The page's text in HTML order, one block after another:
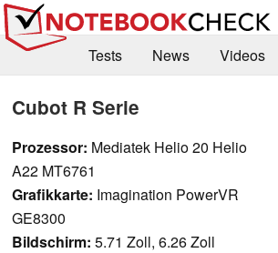
Tests News
Videos
Forum
Cubot R Serie
Prozessor: Mediatek Helio 20 Helio
A22 MT6761
Grafikkarte: Imagination PowerVR
GE8300
Bildschirm: 5.71 Zoll, 6.26 Zoll